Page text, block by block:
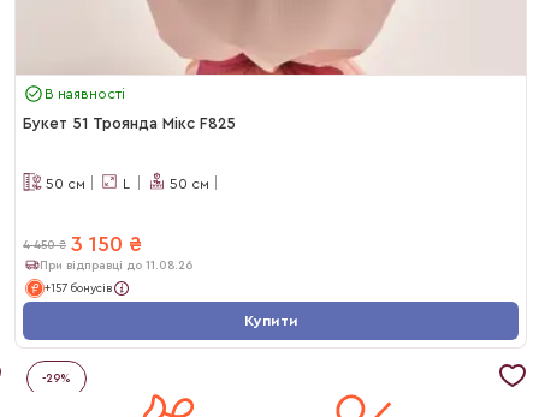
В наявності
Букет 51 Троянда Мікс F825
50 см L 50 см
4 450 ₴ 3 150 ₴
При відправці до 11.08.26
+157 бонусів
Купити
-29%